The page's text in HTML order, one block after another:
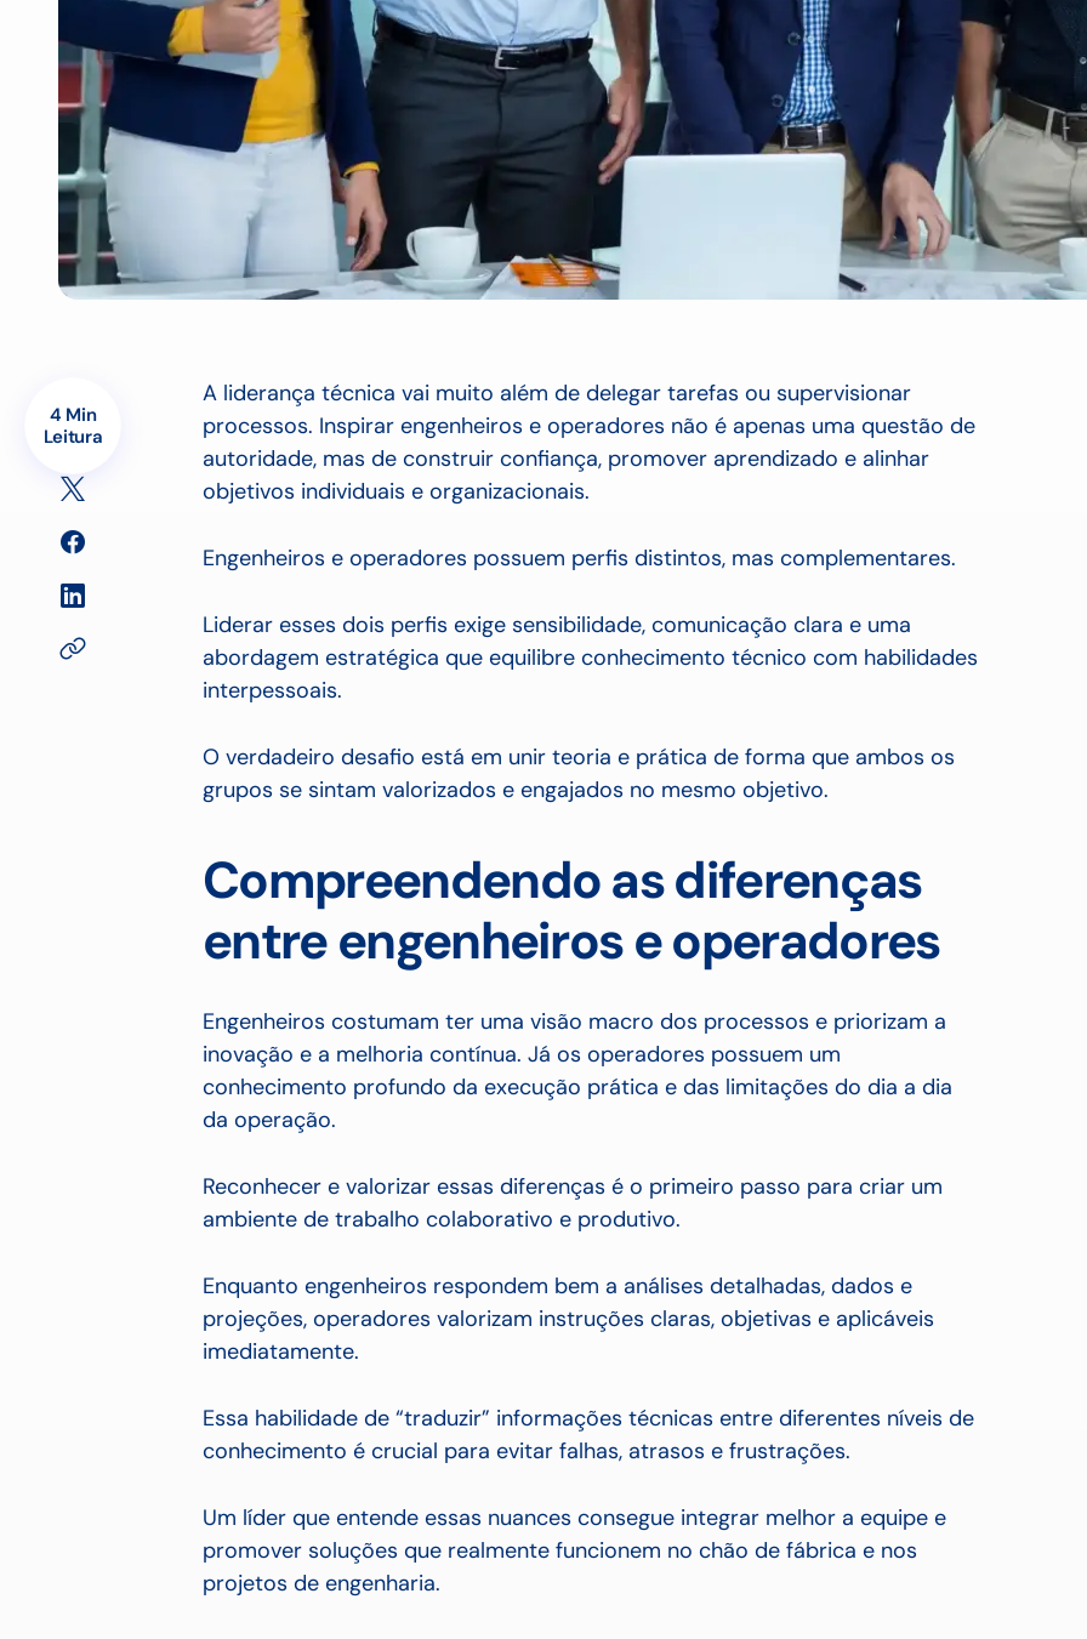
4 Min
Leitura
A liderança técnica vai muito além de delegar tarefas ou supervisionar
processos. Inspirar engenheiros e operadores não é apenas uma questão de
autoridade, mas de construir confiança, promover aprendizado e alinhar
objetivos individuais e organizacionais.
Engenheiros e operadores possuem perfis distintos, mas complementares.
Liderar esses dois perfis exige sensibilidade, comunicação clara e uma
abordagem estratégica que equilibre conhecimento técnico com habilidades
interpessoais.
O verdadeiro desafio está em unir teoria e prática de forma que ambos os
grupos se sintam valorizados e engajados no mesmo objetivo.
Compreendendo as diferenças
entre engenheiros e operadores
Engenheiros costumam ter uma visão macro dos processos e priorizam a
inovação e a melhoria contínua. Já os operadores possuem um
conhecimento profundo da execução prática e das limitações do dia a dia
da operação.
Reconhecer e valorizar essas diferenças é o primeiro passo para criar um
ambiente de trabalho colaborativo e produtivo.
Enquanto engenheiros respondem bem a análises detalhadas, dados e
projeções, operadores valorizam instruções claras, objetivas e aplicáveis
imediatamente.
Essa habilidade de “traduzir” informações técnicas entre diferentes níveis de
conhecimento é crucial para evitar falhas, atrasos e frustrações.
Um líder que entende essas nuances consegue integrar melhor a equipe e
promover soluções que realmente funcionem no chão de fábrica e nos
projetos de engenharia.